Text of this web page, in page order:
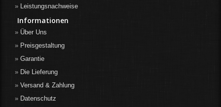
Leistungsnachweise
Informationen
Über Uns
Preisgestaltung
Garantie
Die Lieferung
Versand & Zahlung
Datenschutz